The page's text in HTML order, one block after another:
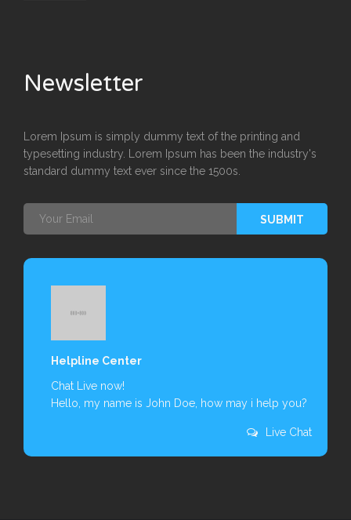
Newsletter
Lorem Ipsum is simply dummy text of the printing and
typesetting industry. Lorem Ipsum has been the industry's
standard dummy text ever since the 1500s.
SUBMIT
Helpline Center
Chat Live now!
Hello, my name is John Doe, how may i help you?
Live Chat